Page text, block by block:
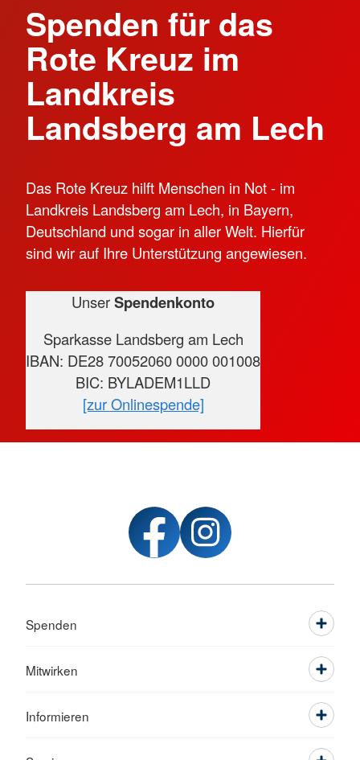
Spenden für das
Rote Kreuz im
Landkreis
Landsberg am Lech
Das Rote Kreuz hilft Menschen in Not - im
Landkreis Landsberg am Lech, in Bayern,
Deutschland und sogar in aller Welt. Hierfür
sind wir auf Ihre Unterstützung angewiesen.
UnserSpendenkonto
Sparkasse Landsberg am Lech
IBAN: DE28 70052060 0000 001008
BIC: BYLADEM1LLD
[zur Onlinespende]
Spenden
Mitwirken
Informieren